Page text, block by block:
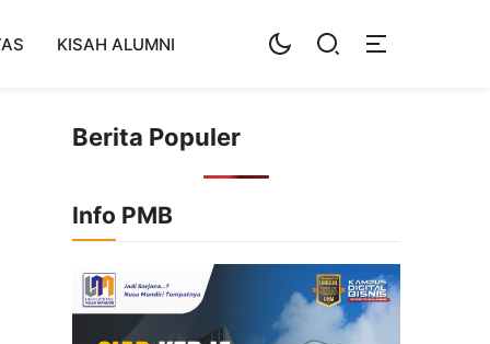
KISAH ALUMNI
Berita Populer
Info PMB